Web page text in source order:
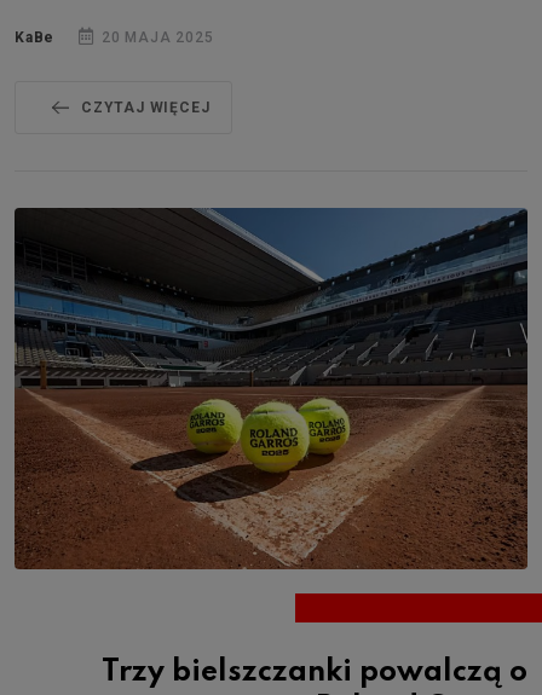
KaBe 20 MAJA 2025
CZYTAJ WIĘCEJ
Trzy bielszczanki powalczą o